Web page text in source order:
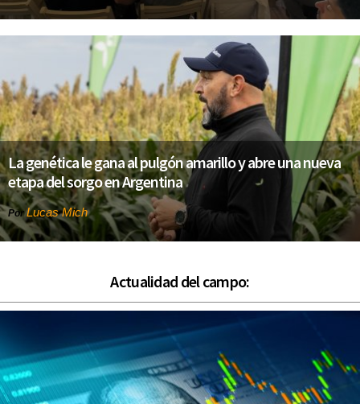
La genética le gana al pulgón amarillo y abre una nueva
etapa del sorgo en Argentina
PorLucas Mich
Actualidad del campo: